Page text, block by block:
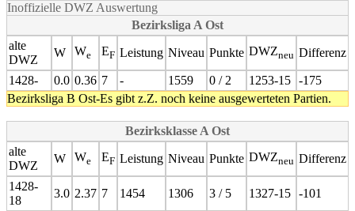
Inoffizielle DWZ Auswertung
Bezirksliga A Ost
alte
DWZ
W We EF Leistung Niveau Punkte DWZneu Differenz
1428- 0.0 0.36 7 - 1559 0 / 2 1253-15
-175
Bezirksliga B Ost-Es gibt z.Z. noch keine ausgewerteten Partien.
Bezirksklasse A Ost
alte
DWZ
W We EF Leistung Niveau Punkte DWZneu Differenz
1428-
18
3.0 2.37 7 1454 1306 3 / 5 1327-15
-101